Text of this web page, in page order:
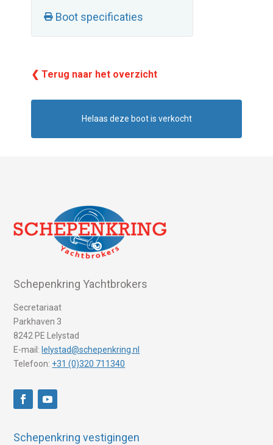
Boot specificaties
❮ Terug naar het overzicht
Helaas deze boot is verkocht
Schepenkring Yachtbrokers
Secretariaat
Parkhaven 3
8242 PE Lelystad
E-mail: lelystad@schepenkring.nl
Telefoon: +31 (0)320 711340
Schepenkring vestigingen